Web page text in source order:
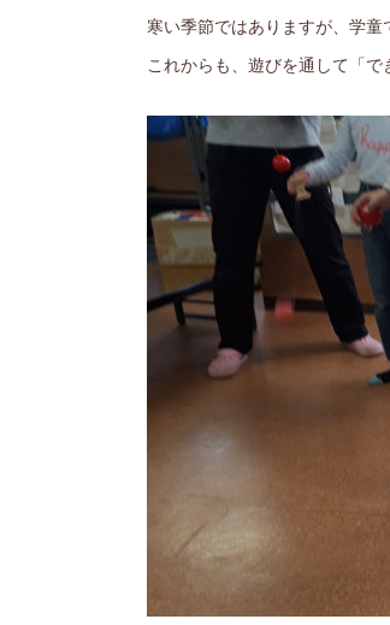
寒い季節ではありますが、学童
これからも、遊びを通して「で